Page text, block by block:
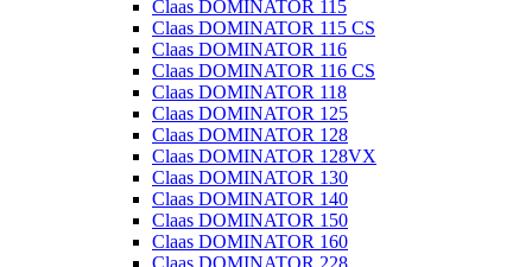
Claas DOMINATOR 115
Claas DOMINATOR 115 CS
Claas DOMINATOR 116
Claas DOMINATOR 116 CS
Claas DOMINATOR 118
Claas DOMINATOR 125
Claas DOMINATOR 128
Claas DOMINATOR 128VX
Claas DOMINATOR 130
Claas DOMINATOR 140
Claas DOMINATOR 150
Claas DOMINATOR 160
Claas DOMINATOR 228